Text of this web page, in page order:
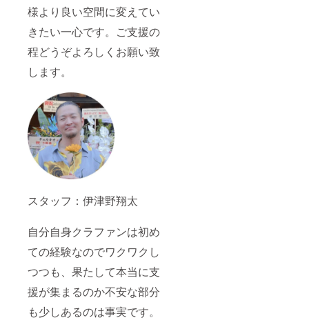
様より良い空間に変えてい
きたい一心です。ご支援の
程どうぞよろしくお願い致
します。
スタッフ：伊津野翔太
自分自身クラファンは初め
ての経験なのでワクワクし
つつも、果たして本当に支
援が集まるのか不安な部分
も少しあるのは事実です。